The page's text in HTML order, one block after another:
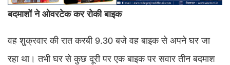
बदमाशों ने ओवरटेक कर रोकी बाइक
वह शुक्रवार की रात करबी 9.30 बजे वह बाइक से अपने घर जा
रहा था। तभी घर से कुछ दूरी पर एक बाइक पर सवार तीन बदमाश